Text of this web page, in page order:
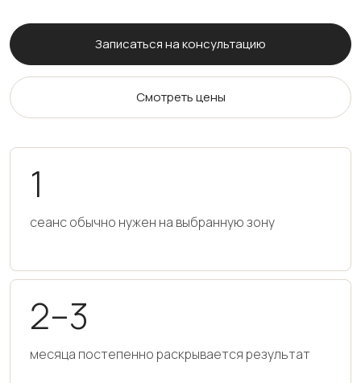
Записаться на консультацию
Смотреть цены
1
сеанс обычно нужен на выбранную зону
2–3
месяца постепенно раскрывается результат